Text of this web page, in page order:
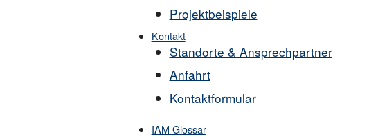
Projektbeispiele
Kontakt
Standorte & Ansprechpartner
Anfahrt
Kontaktformular
IAM Glossar